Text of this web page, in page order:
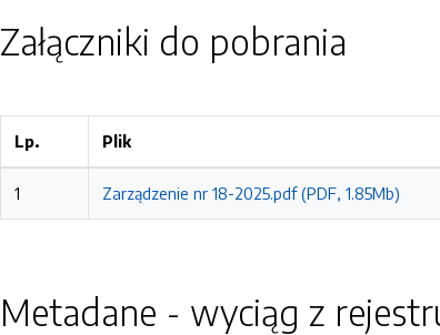
Załączniki do pobrania
Lp. Plik
1 Zarządzenie nr 18-2025.pdf (PDF, 1.85Mb)
Metadane - wyciąg z